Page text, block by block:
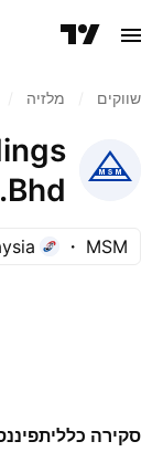
שווקים מלזיה
Bhd.
MSM
סקירה כללית